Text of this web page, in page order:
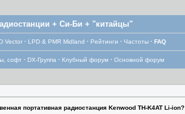
+ Си-Би + "китайцы"
Vector · LPD & PMR Midland · Рейтинги · Частоты · FAQ
софт · DX-Группа · Клубный форум · Основной форум
портативная радиостанция Kenwood TH-K4AT Li-ion?